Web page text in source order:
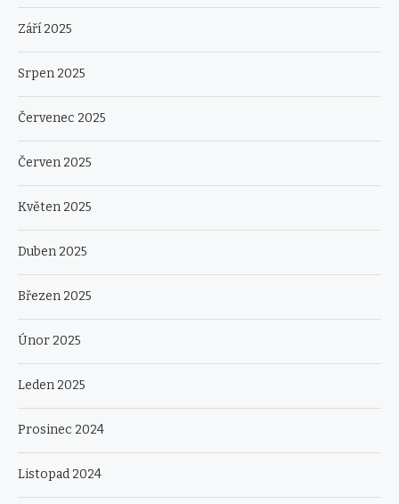
Září 2025
Srpen 2025
Červenec 2025
Červen 2025
Květen 2025
Duben 2025
Březen 2025
Únor 2025
Leden 2025
Prosinec 2024
Listopad 2024